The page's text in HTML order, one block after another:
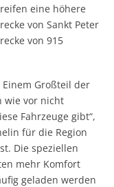
eine höhere
von Sankt Peter
von 915
Einem Großteil der
wie vor nicht
Fahrzeuge gibt“,
für die Region
Die speziellen
mehr Komfort
geladen werden